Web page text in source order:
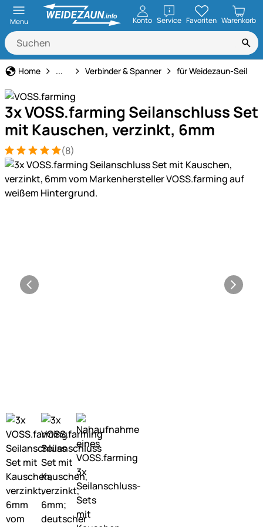
Menu Konto ServiceöffnenFavoriten Warenkorb
Home Weidezaun
... Verbinder & Spanner für Weidezaun-Seil
3x VOSS.farming Seilanschluss Set
mit Kauschen, verzinkt, 6mm
Bewertung: 5 von 5 (8 Bewertungen)
8 Bewertungen
(8)
Produktgalerie